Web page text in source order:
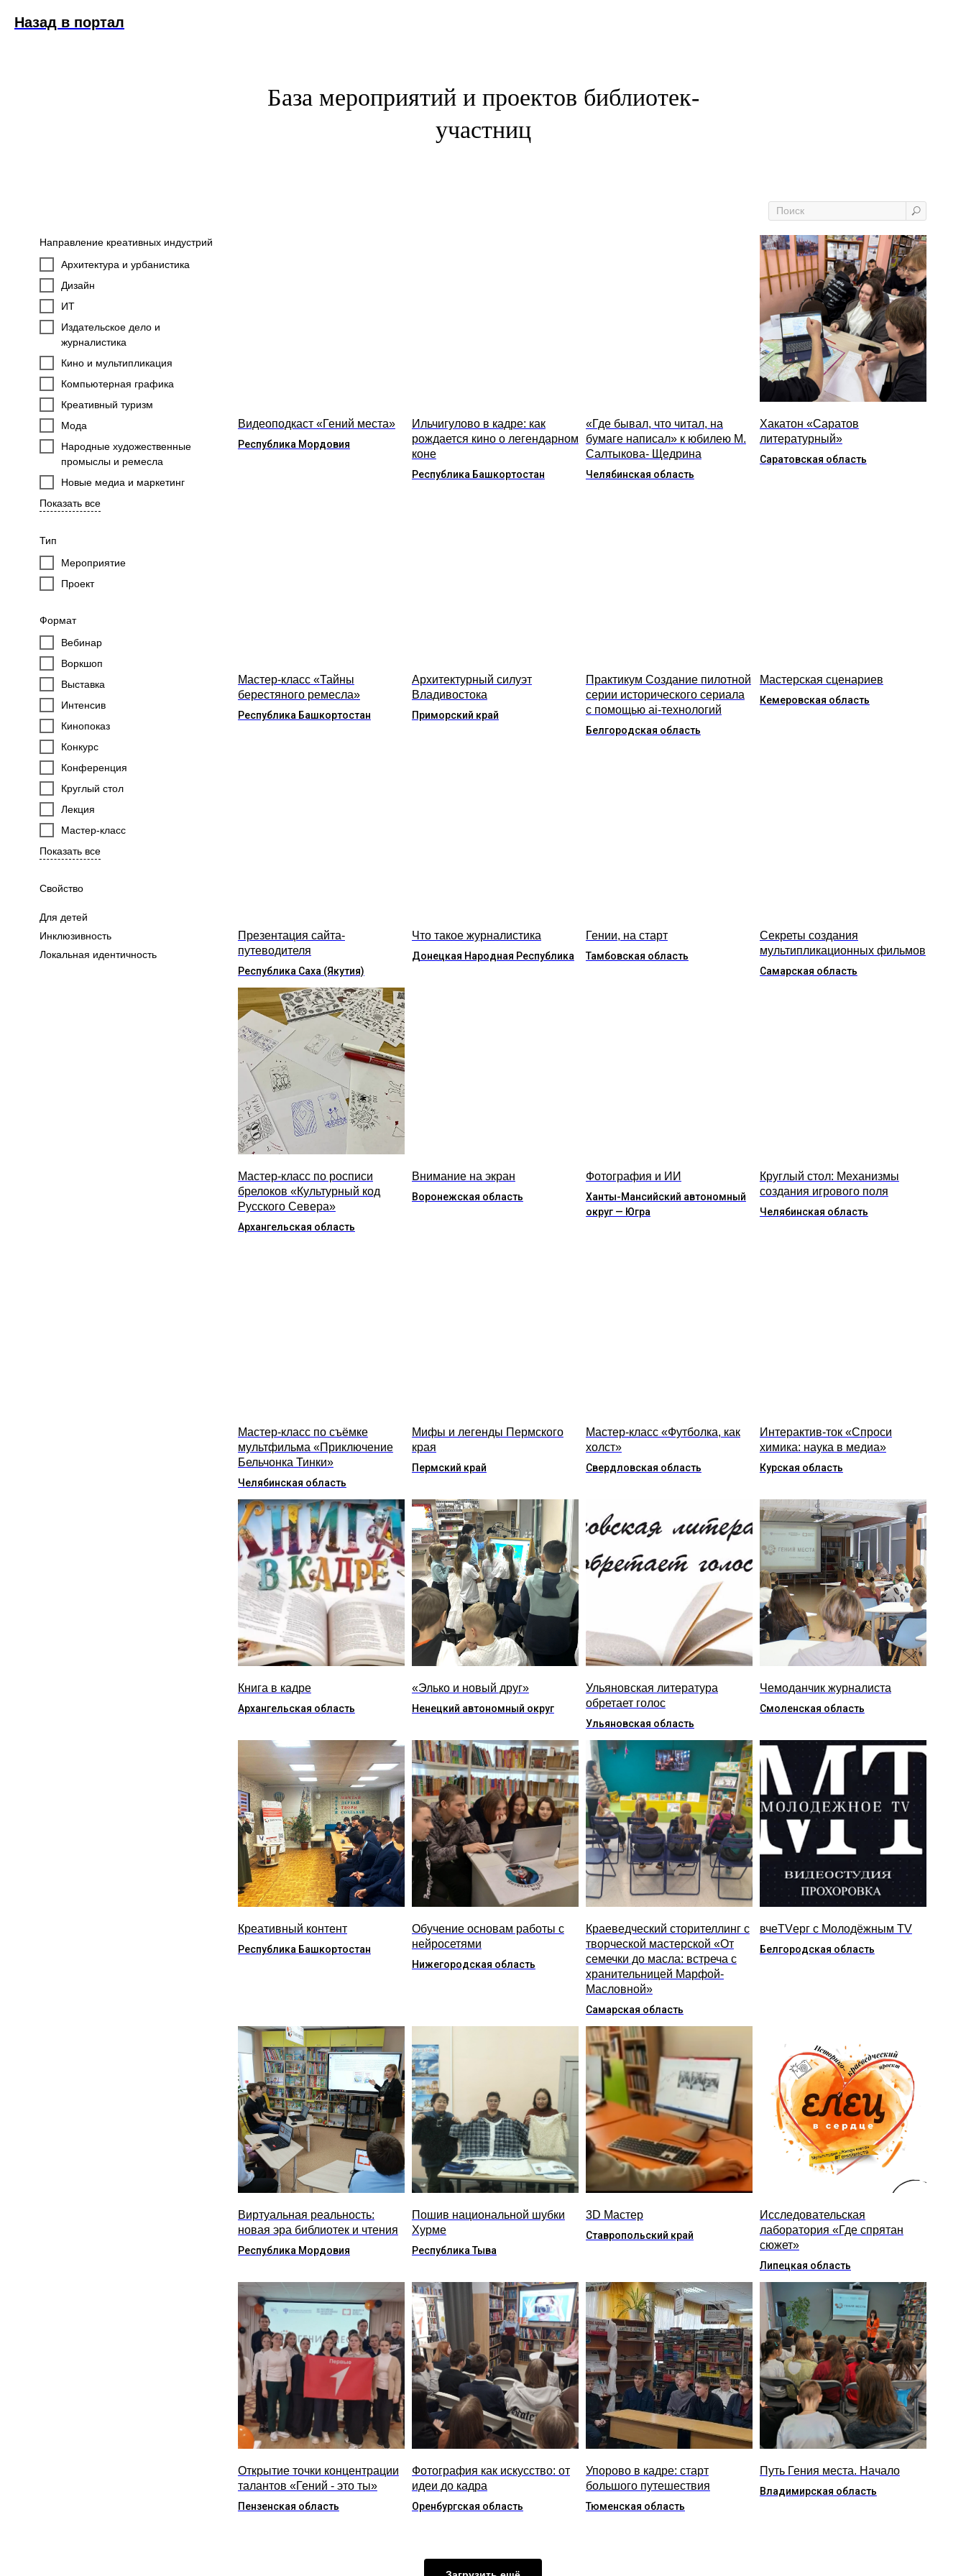
Назад в портал
База мероприятий и проектов библиотек-
участниц
Направление креативных индустрий
Архитектура и урбанистика
Дизайн
ИТ
Издательское дело и
журналистика
Кино и мультипликация
Компьютерная графика
Креативный туризм
Мода
Народные художественные
промыслы и ремесла
Новые медиа и маркетинг
Показать все
Тип
Мероприятие
Проект
Формат
Вебинар
Воркшоп
Выставка
Интенсив
Кинопоказ
Конкурс
Конференция
Круглый стол
Лекция
Мастер-класс
Показать все
Свойство
Для детей
Инклюзивность
Локальная идентичность
Видеоподкаст «Гений места»
Республика Мордовия
Ильчигулово в кадре: как
рождается кино о легендарном
коне
Республика Башкортостан
«Где бывал, что читал, на
бумаге написал» к юбилею М.
Салтыкова- Щедрина
Челябинская область
Хакатон «Саратов
литературный»
Саратовская область
Мастер-класс «Тайны
берестяного ремесла»
Республика Башкортостан
Архитектурный силуэт
Владивостока
Приморский край
Практикум Создание пилотной
серии исторического сериала
с помощью ai-технологий
Белгородская область
Мастерская сценариев
Кемеровская область
Презентация сайта-
путеводителя
Республика Саха (Якутия)
Что такое журналистика
Донецкая Народная Республика
Гении, на старт
Тамбовская область
Секреты создания
мультипликационных фильмов
Самарская область
Мастер-класс по росписи
брелоков «Культурный код
Русского Севера»
Архангельская область
Внимание на экран
Воронежская область
Фотография и ИИ
Ханты-Мансийский автономный
округ — Югра
Круглый стол: Механизмы
создания игрового поля
Челябинская область
Мастер-класс по съёмке
мультфильма «Приключение
Бельчонка Тинки»
Челябинская область
Мифы и легенды Пермского
края
Пермский край
Мастер-класс «Футболка, как
холст»
Свердловская область
Интерактив-ток «Спроси
химика: наука в медиа»
Курская область
Книга в кадре
Архангельская область
«Элько и новый друг»
Ненецкий автономный округ
Ульяновская литература
обретает голос
Ульяновская область
Чемоданчик журналиста
Смоленская область
Креативный контент
Республика Башкортостан
Обучение основам работы с
нейросетями
Нижегородская область
Краеведческий сторителлинг с
творческой мастерской «От
семечки до масла: встреча с
хранительницей Марфой-
Масловной»
Самарская область
вчеTVерг с Молодёжным TV
Белгородская область
Виртуальная реальность:
новая эра библиотек и чтения
Республика Мордовия
Пошив национальной шубки
Хурме
Республика Тыва
3D Мастер
Ставропольский край
Исследовательская
лаборатория «Где спрятан
сюжет»
Липецкая область
Открытие точки концентрации
талантов «Гений - это ты»
Пензенская область
Фотография как искусство: от
идеи до кадра
Оренбургская область
Упорово в кадре: старт
большого путешествия
Тюменская область
Путь Гения места. Начало
Владимирская область